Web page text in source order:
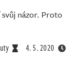
názor. Proto
4. 5. 2020